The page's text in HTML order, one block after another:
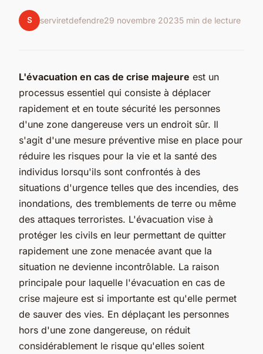
S serviretdefendre29 novembre 20235 min de lecture
L'évacuation en cas de crise majeure est un
processus essentiel qui consiste à déplacer
rapidement et en toute sécurité les personnes
d'une zone dangereuse vers un endroit sûr. Il
s'agit d'une mesure préventive mise en place pour
réduire les risques pour la vie et la santé des
individus lorsqu'ils sont confrontés à des
situations d'urgence telles que des incendies, des
inondations, des tremblements de terre ou même
des attaques terroristes. L'évacuation vise à
protéger les civils en leur permettant de quitter
rapidement une zone menacée avant que la
situation ne devienne incontrôlable. La raison
principale pour laquelle l'évacuation en cas de
crise majeure est si importante est qu'elle permet
de sauver des vies. En déplaçant les personnes
hors d'une zone dangereuse, on réduit
considérablement le risque qu'elles soient